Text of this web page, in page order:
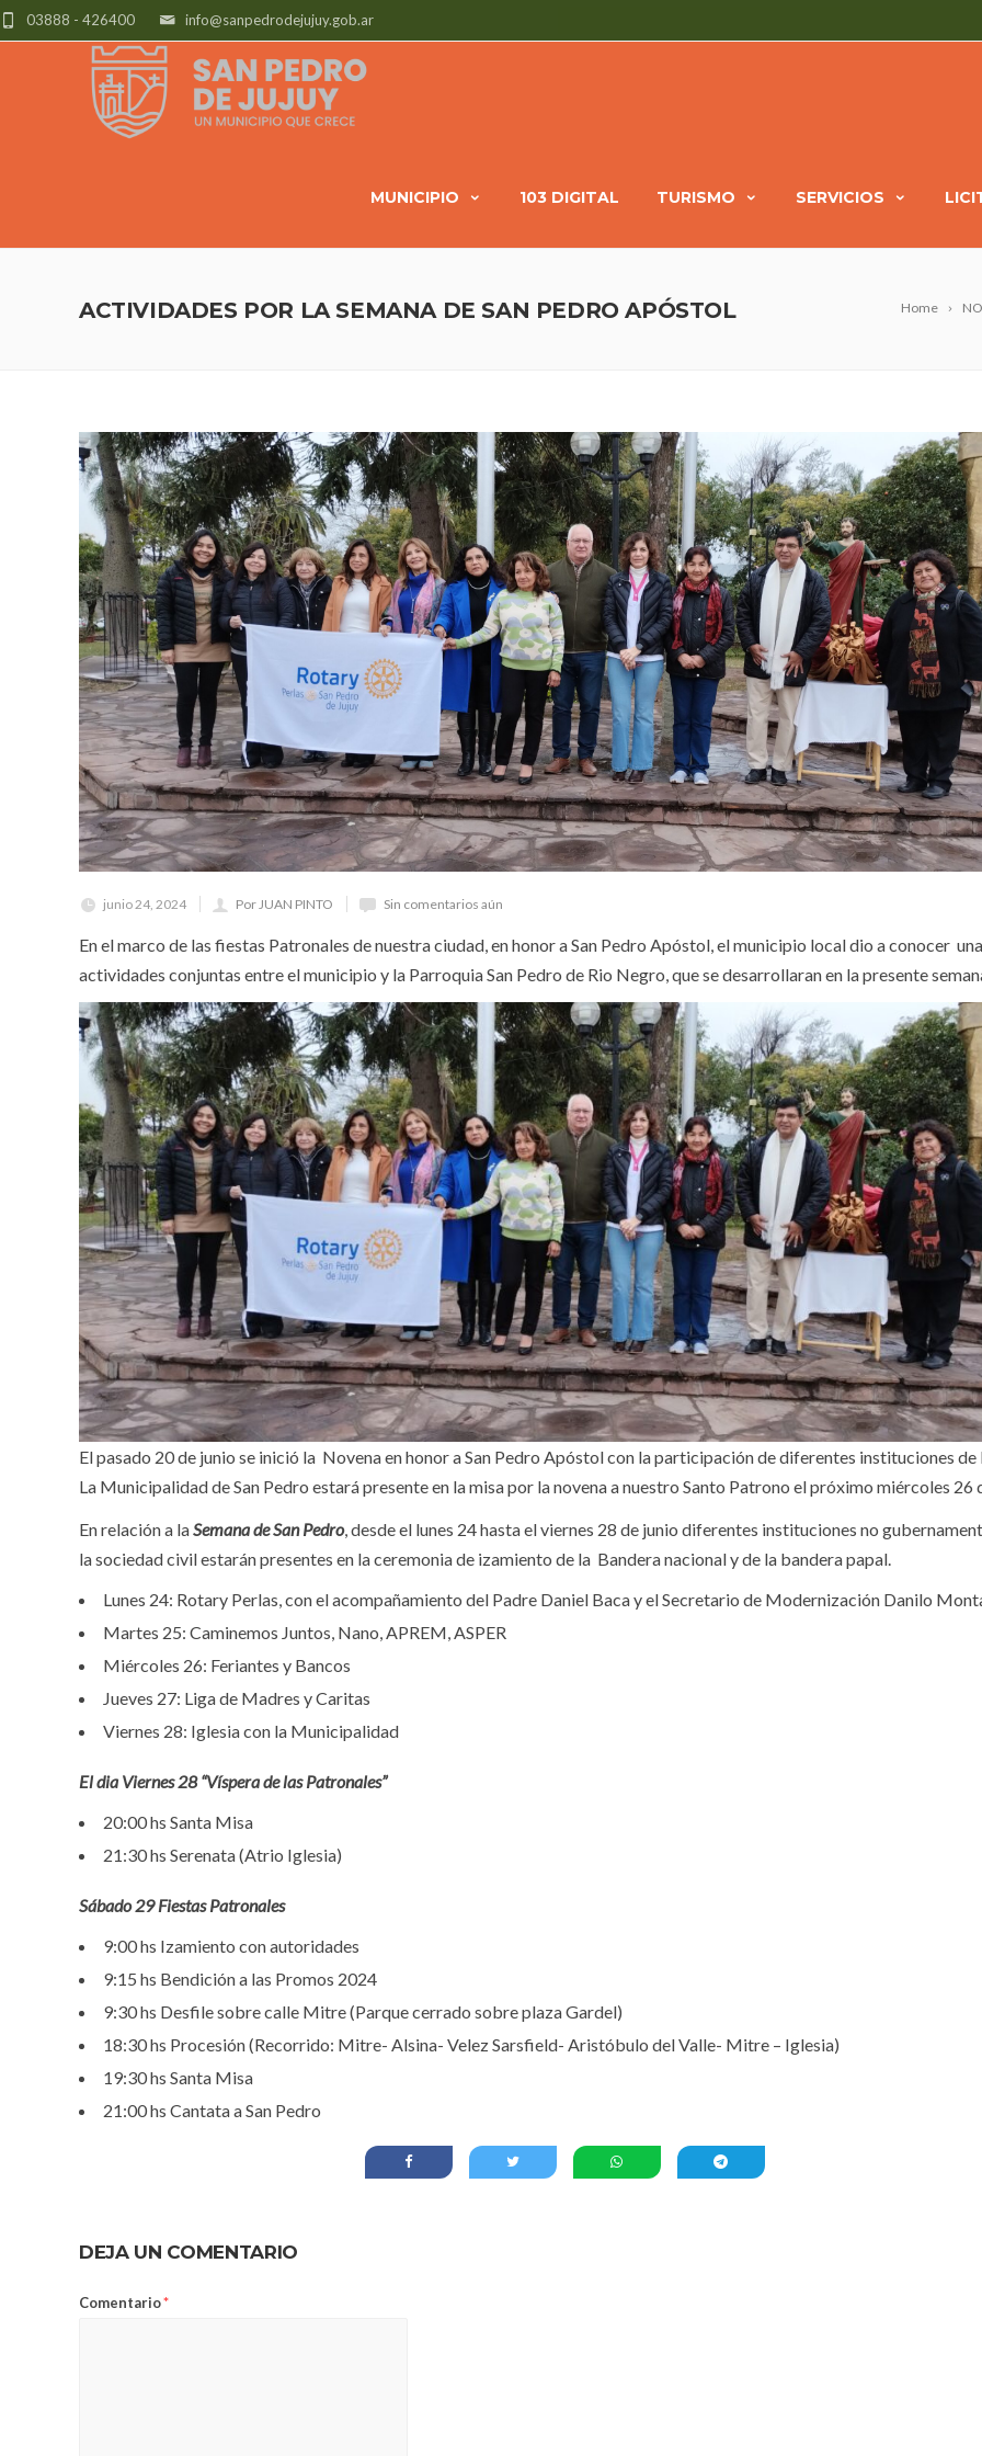
info@sanpedrodejujuy.gob.ar
03888 - 426400
MUNICIPIO 103 DIGITAL TURISMO SERVICIOS
Home
ACTIVIDADES POR LA SEMANA DE SAN PEDRO APÓSTOL
junio 24, 2024 Por JUAN PINTO Sin comentarios aún
En el marco de las fiestas Patronales de nuestra ciudad, en honor a San Pedro Apóstol, el municipio local dio a conocer
actividades conjuntas entre el municipio y la Parroquia San Pedro de Rio Negro, que se desarrollaran en la presente
El pasado 20 de junio se inició la Novena en honor a San Pedro Apóstol con la participación de diferentes instituciones de
La Municipalidad de San Pedro estará presente en la misa por la novena a nuestro Santo Patrono el próximo miércoles 26
En relación a laSemana de San Pedro, desde el lunes 24 hasta el viernes 28 de junio diferentes instituciones no
la sociedad civil estarán presentes en la ceremonia de izamiento de la Bandera nacional y de la bandera papal.
Lunes 24: Rotary Perlas, con el acompañamiento del Padre Daniel Baca y el Secretario de Modernización Danilo
Martes 25: Caminemos Juntos, Nano, APREM, ASPER
Miércoles 26: Feriantes y Bancos
Jueves 27: Liga de Madres y Caritas
Viernes 28: Iglesia con la Municipalidad
El dia Viernes 28 “Víspera de las Patronales”
20:00 hs Santa Misa
21:30 hs Serenata (Atrio Iglesia)
Sábado 29 Fiestas Patronales
9:00 hs Izamiento con autoridades
9:15 hs Bendición a las Promos 2024
9:30 hs Desfile sobre calle Mitre (Parque cerrado sobre plaza Gardel)
18:30 hs Procesión (Recorrido: Mitre- Alsina- Velez Sarsfield- Aristóbulo del Valle- Mitre – Iglesia)
19:30 hs Santa Misa
21:00 hs Cantata a San Pedro
DEJA UN COMENTARIO
Comentario*